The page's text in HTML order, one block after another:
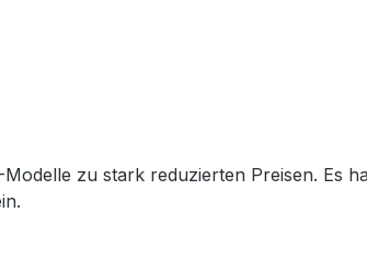
zu stark reduzierten Preisen. Es